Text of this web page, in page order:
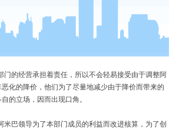
门的经营承担着责任，所以不会轻易接受由于调整阿
化的降价，他们为了尽量地减少由于降价而带来的
的立场，因而出现口角。
米巴领导为了本部门成员的利益而改进核算，为了创